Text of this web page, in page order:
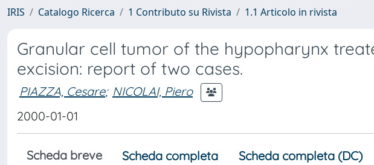
IRIS Catalogo Ricerca 1 Contributo su Rivista 1.1 Articolo in rivista
Granular cell tumor of the hypopharynx
excision: report of two cases.
PIAZZA, Cesare; NICOLAI, Piero
2000-01-01
Scheda breve Scheda completa Scheda completa (DC)